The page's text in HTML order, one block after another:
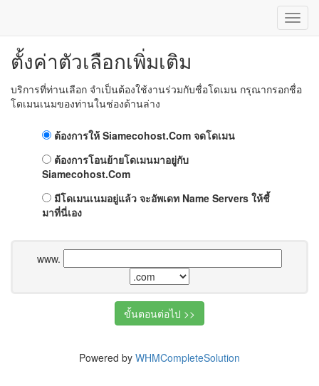
ตั้งค่าตัวเลือกเพิ่มเติม
บริการที่ท่านเลือก จำเป็นต้องใช้งานร่วมกับชื่อโดเมน กรุณากรอกชื่อ
โดเมนเนมของท่านในช่องด้านล่าง
ต้องการให้ Siamecohost.Com จดโดเมน
ต้องการโอนย้ายโดเมนมาอยู่กับ
Siamecohost.Com
มีโดเมนเนมอยู่แล้ว จะอัพเดท Name Servers ให้ชี้
มาที่นี่เอง
www.
Powered by WHMCompleteSolution